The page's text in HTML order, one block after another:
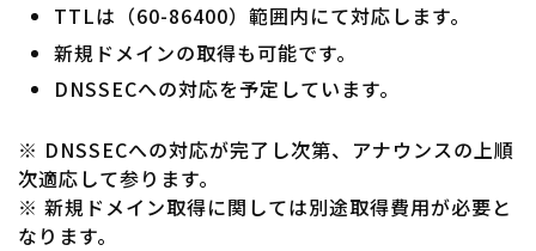
TTLは（60-86400）範囲内にて対応します。
新規ドメインの取得も可能です。
DNSSECへの対応を予定しています。
※ DNSSECへの対応が完了し次第、アナウンスの上順
次適応して参ります。
※ 新規ドメイン取得に関しては別途取得費用が必要と
なります。